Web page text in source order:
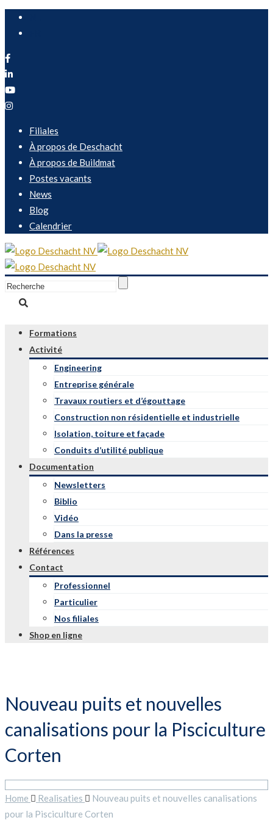
Filiales
À propos de Deschacht
À propos de Buildmat
Postes vacants
News
Blog
Calendrier
Formations
Activité
Engineering
Entreprise générale
Travaux routiers et d’égouttage
Construction non résidentielle et industrielle
Isolation, toiture et façade
Conduits d’utilité publique
Documentation
Newsletters
Biblio
Vidéo
Dans la presse
Références
Contact
Professionnel
Particulier
Nos filiales
Shop en ligne
Nouveau puits et nouvelles
canalisations pour la Pisciculture
Corten
Home Realisaties
Nouveau puits et nouvelles canalisations
pour la Pisciculture Corten